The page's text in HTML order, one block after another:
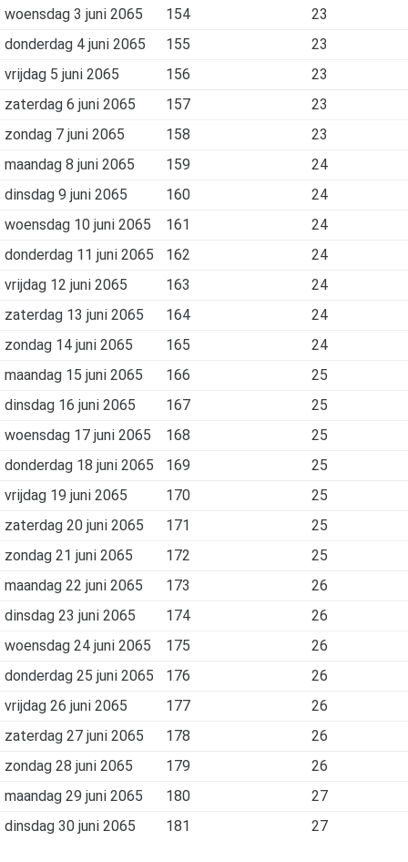
woensdag 3 juni 2065
154
23
donderdag 4 juni 2065
155
23
vrijdag 5 juni 2065
156
23
zaterdag 6 juni 2065
157
23
zondag 7 juni 2065
158
23
maandag 8 juni 2065
159
24
dinsdag 9 juni 2065
160
24
woensdag 10 juni 2065
161
24
donderdag 11 juni 2065
162
24
vrijdag 12 juni 2065
163
24
zaterdag 13 juni 2065
164
24
zondag 14 juni 2065
165
24
maandag 15 juni 2065
166
25
dinsdag 16 juni 2065
167
25
woensdag 17 juni 2065
168
25
donderdag 18 juni 2065
169
25
vrijdag 19 juni 2065
170
25
zaterdag 20 juni 2065
171
25
zondag 21 juni 2065
172
25
maandag 22 juni 2065
173
26
dinsdag 23 juni 2065
174
26
woensdag 24 juni 2065
175
26
donderdag 25 juni 2065
176
26
vrijdag 26 juni 2065
177
26
zaterdag 27 juni 2065
178
26
zondag 28 juni 2065
179
26
maandag 29 juni 2065
180
27
dinsdag 30 juni 2065
181 27